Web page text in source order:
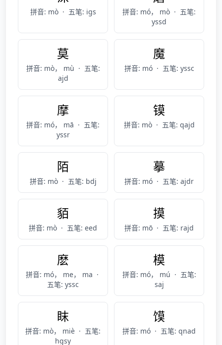
拼音: mò · 五笔: igs 拼音: mó， mò · 五笔:
yssd
莫
拼音: mò， mù · 五笔:
ajd
魔
拼音: mó · 五笔: yssc
摩
拼音: mó， mā · 五笔:
yssr
镆
拼音: mò · 五笔: qajd
陌
拼音: mò · 五笔: bdj
摹
拼音: mó · 五笔: ajdr
貊
拼音: mò · 五笔: eed
摸
拼音: mō · 五笔: rajd
麽
拼音: mó， me， ma ·
五笔: yssc
模
拼音: mó， mú · 五笔:
saj
眜
拼音: mò， miè · 五笔:
hgsy
馍
拼音: mó · 五笔: qnad